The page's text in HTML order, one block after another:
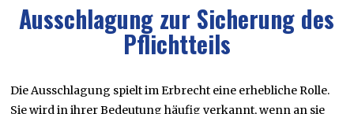
Ausschlagung zur Sicherung des
Pflichtteils
Die Ausschlagung spielt im Erbrecht eine erhebliche Rolle.
Sie wird in ihrer Bedeutung häufig verkannt, wenn an sie